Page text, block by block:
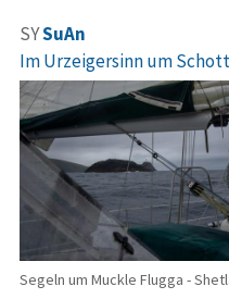
SYSuAn
Im Urzeigersinn um
Segeln um Muckle Flugga -